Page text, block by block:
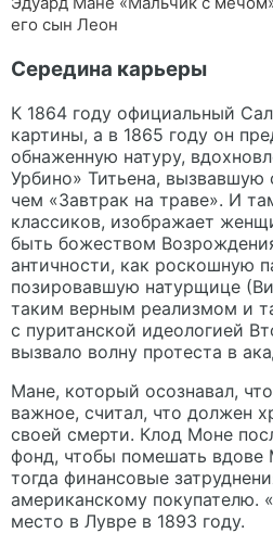
его сын Леон
Середина карьеры
К 1864 году официальный
картины, а в 1865 году он
обнаженную натуру,
Урбино» Титьена, вызвавшую
чем «Завтрак на траве». И
классиков, изображает
быть божеством
античности, как роскошную
позировавшую натурщице
таким верным реализмом и
с пуританской идеологией
вызвало волну протеста в
Мане, который осознавал,
важное, считал, что должен
своей смерти. Клод Моне
фонд, чтобы помешать
тогда финансовые
американскому покупателю.
место в Лувре в 1893 году.